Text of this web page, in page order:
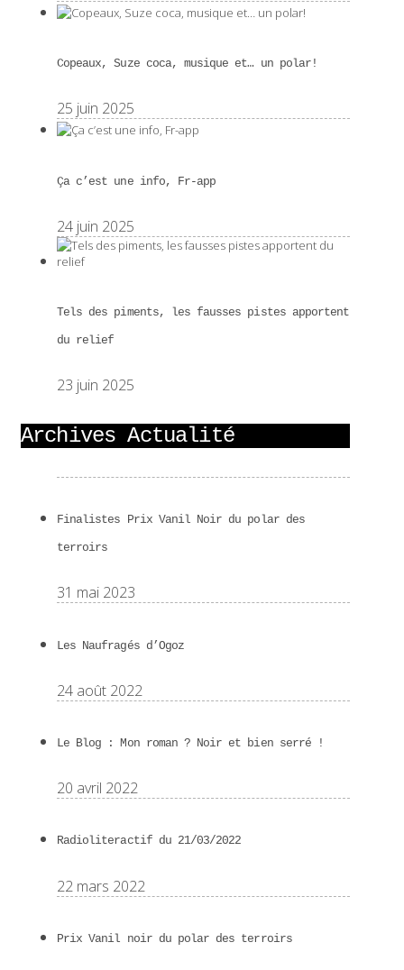
Copeaux, Suze coca, musique et… un polar!
25 juin 2025
Ça c’est une info, Fr-app
24 juin 2025
Tels des piments, les fausses pistes apportent
du relief
23 juin 2025
Archives Actualité
Finalistes Prix Vanil Noir du polar des
terroirs
31 mai 2023
Les Naufragés d’Ogoz
24 août 2022
Le Blog : Mon roman ? Noir et bien serré !
20 avril 2022
Radioliteractif du 21/03/2022
22 mars 2022
Prix Vanil noir du polar des terroirs